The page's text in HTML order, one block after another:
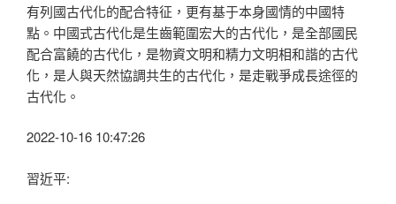
有列國古代化的配合特征，更有基于本身國情的中國特
點。中國式古代化是生齒範圍宏大的古代化，是全部國民
配合富饒的古代化，是物資文明和精力文明相和諧的古代
化，是人與天然協調共生的古代化，是走戰爭成長途徑的
古代化。
2022-10-16 10:47:26
習近平: